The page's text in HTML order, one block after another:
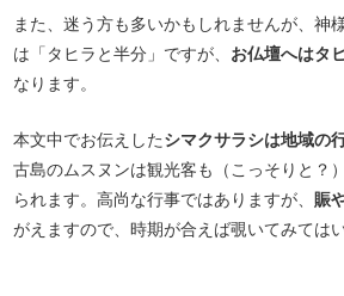
また、迷う方も多いかもしれませんが、神
は「タヒラと半分」ですが、 お仏壇へはタ
なります。
本文中でお伝えしたシマクサラシは地域の
古島のムスヌンは観光客も（こっそりと？
られます。高尚な行事ではありますが、賑
がえますので、時期が合えば覗いてみては